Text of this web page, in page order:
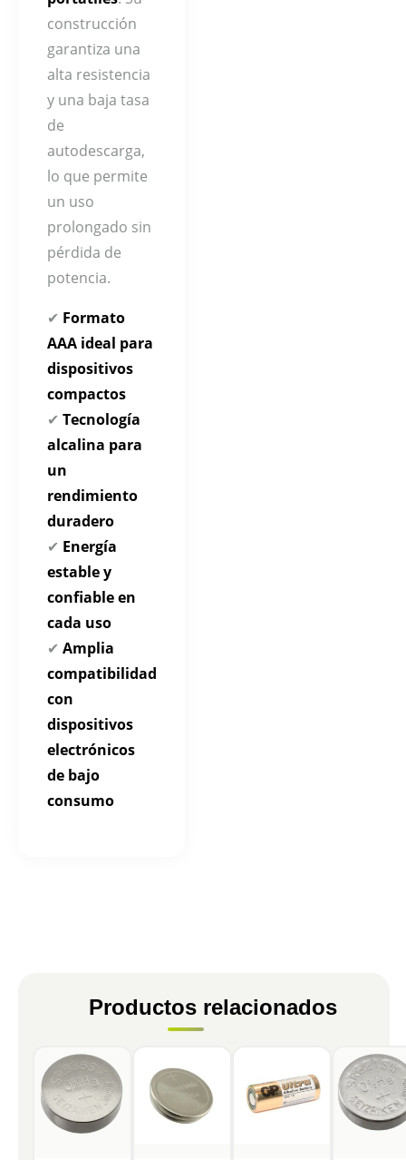
construcción
garantiza una
alta resistencia
y una baja tasa
de
autodescarga,
lo que permite
un uso
prolongado sin
pérdida de
potencia.
✔ Formato
AAA ideal para
dispositivos
compactos
✔ Tecnología
alcalina para
un
rendimiento
duradero
✔ Energía
estable y
confiable en
cada uso
✔ Amplia
compatibilidad
con
dispositivos
electrónicos
de bajo
consumo
Productos relacionados